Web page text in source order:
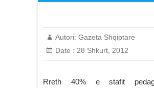
Autori: Gazeta Shqiptare
Date : 28 Shkurt, 2012
Rreth 40% e stafit